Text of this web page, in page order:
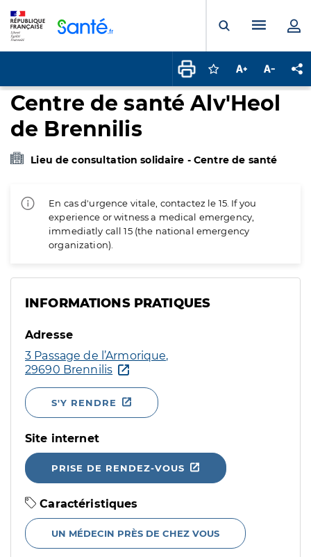
Ouvrir laMenu
Connectez-vous
Augmenter la
Centre de santé Alv'Heol
de Brennilis
Lieu de consultation solidaire - Centre de santé
En cas d'urgence vitale, contactez le 15. If you
experience or witness a medical emergency,
immediatly call 15 (the national emergency
organization).
INFORMATIONS PRATIQUES
Adresse
3 Passage de l’Armorique,
29690 Brennilis
S'Y RENDRE
Site internet
PRISE DE RENDEZ-VOUS
Caractéristiques
UN MÉDECIN PRÈS DE CHEZ VOUS